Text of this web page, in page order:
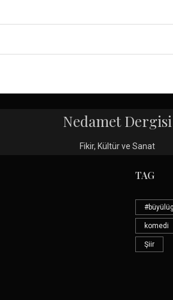
Nedamet Dergisi
Fikir, Kültür ve Sanat
TAG
komedi
Şiir